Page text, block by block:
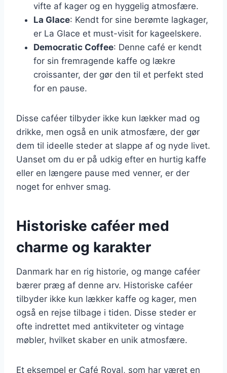
vifte af kager og en hyggelig atmosfære.
La Glace: Kendt for sine berømte lagkager,
er La Glace et must-visit for kageelskere.
Democratic Coffee: Denne café er kendt
for sin fremragende kaffe og lækre
croissanter, der gør den til et perfekt sted
for en pause.
Disse caféer tilbyder ikke kun lækker mad og
drikke, men også en unik atmosfære, der gør
dem til ideelle steder at slappe af og nyde livet.
Uanset om du er på udkig efter en hurtig kaffe
eller en længere pause med venner, er der
noget for enhver smag.
Historiske caféer med
charme og karakter
Danmark har en rig historie, og mange caféer
bærer præg af denne arv. Historiske caféer
tilbyder ikke kun lækker kaffe og kager, men
også en rejse tilbage i tiden. Disse steder er
ofte indrettet med antikviteter og vintage
møbler, hvilket skaber en unik atmosfære.
Et eksempel er Café Royal, som har været en